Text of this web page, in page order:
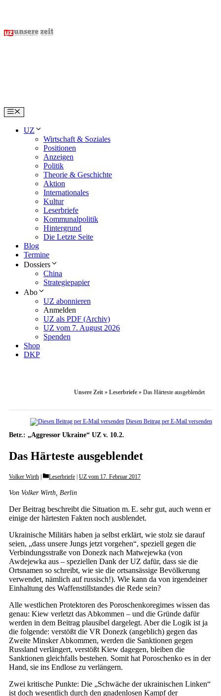
content
Menu
UZ
Wirtschaft & Soziales
Positionen
Anzeigen
Politik
Theorie & Geschichte
Aktion
Internationales
Kultur
Leserbriefe
Kommunalpolitik
Hintergrund
Die Letzte Seite
Blog
Termine
Dossiers
China
Strategiepapier
Abo
UZ abonnieren
Anmelden
UZ als PDF (Archiv)
UZ vom 7. August 2026
Spenden
Shop
DKP
Unsere Zeit » Leserbriefe » Das Härteste ausgeblendet
Diesen Beitrag per E-Mail versenden
Betr.: „Aggressor Ukraine“ UZ v. 10.2.
Das Härteste ausgeblendet
Volker Wirth Categories
Leserbriefe UZ vom 17. Februar 2017
Von Volker Wirth, Berlin
Der Beitrag beschreibt die Situation m. E. sehr gut, auch wenn er
einige der härtesten Fakten noch ausblendet.
Ukrainische Militärs haben ja selbst erklärt, wie stolz sie darauf
seien, „dass unsere Jungs jetzt vorgehen“, speziell gegen die
Verbindungsstraße von Donezk nach Matwejewka (von
Awdejewka aus – speziellen Dank der UZ dafür, dass sie die
Ortsnamen so schreibt, wie sie die ortsansässige Bevölkerung
verwendet, nämlich auf russisch!). Wie kann da von irgendeiner
Einhaltung des Waffenstillstandes die Rede sein?
Alle westlichen Protektoren des Poroschenkoregimes wissen das
genau: Kiew verletzt das Abkommen – und die Gründe dafür
werden in dem Beitrag plausibel dargelegt. Aber die Logik ist ja
die folgende: verstößt die VR Donezk (angeblich) gegen das
Zweite Minsker Abkommen, werden die Sanktionen gegen
Russland verlängert, verstößt Kiew dagegen, bleiben die
Sanktionen gleichfalls bestehen. Somit hat Poroschenko es in der
Hand, sie ins Endlose zu verlängern.
Zwei kritische Punkte: Die „Schwäche der ukrainischen Linken“
ist doch wesentlich durch den gnadenlosen Kampf der